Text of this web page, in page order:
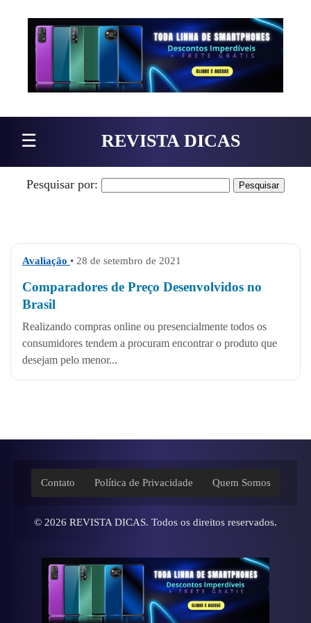
Pular para o conteúdo
☰ REVISTA DICAS
Pesquisar por:
Avaliação • 28 de setembro de 2021
Comparadores de Preço Desenvolvidos no
Brasil
Realizando compras online ou presencialmente todos os
consumidores tendem a procuram encontrar o produto que
desejam pelo menor...
Contato Política de Privacidade Quem Somos
© 2026 REVISTA DICAS. Todos os direitos reservados.